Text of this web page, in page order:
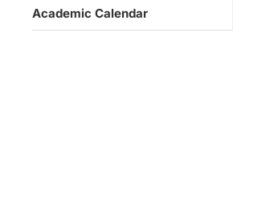
Academic Calendar